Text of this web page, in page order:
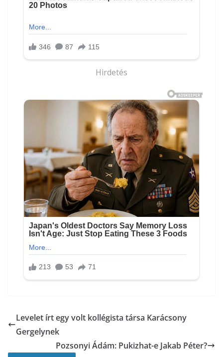
Hirdetés
Levelet írt egy volt kollégista társa Karácsony
Gergelynek
Pozsonyi Ádám: Pukizhat-e Jakab Péter?